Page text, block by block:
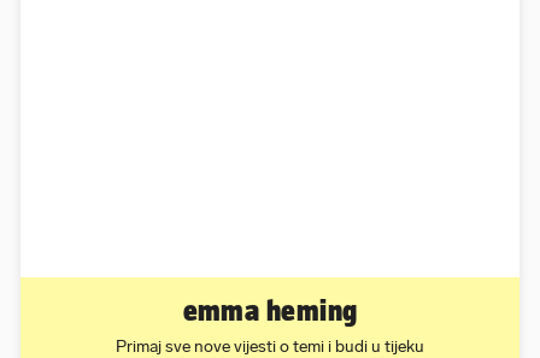
emma heming
Primaj sve nove vijesti o temi i budi u tijeku